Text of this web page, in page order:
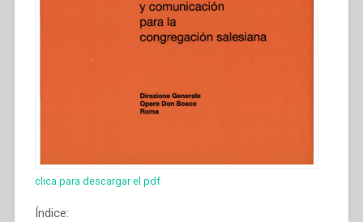
clica para descargar el pdf
Índice: